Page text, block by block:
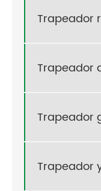
Trapeador
Trapeador
Trapeador
Trapeador